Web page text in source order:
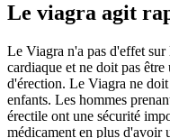
Le viagra agit
Le Viagra n'a pas d'effet
cardiaque et ne doit pas
d'érection. Le Viagra ne doit
enfants. Les hommes
érectile ont une sécurité
médicament en plus d'avoir